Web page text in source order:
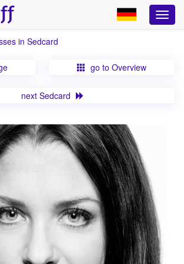
in Sedcard
go to Overview
next Sedcard